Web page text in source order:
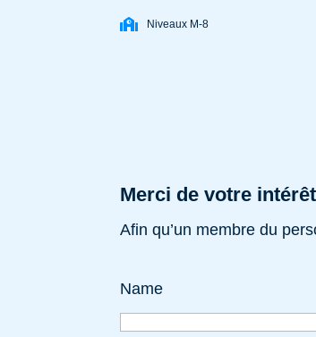
Niveaux M-8
Merci de votre
Afin qu’un membre du
Name